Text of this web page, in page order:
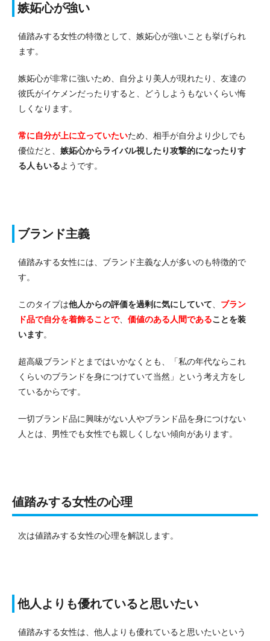
嫉妬心が強い
値踏みする女性の特徴として、嫉妬心が強いことも挙げられ
ます。
嫉妬心が非常に強いため、自分より美人が現れたり、友達の
彼氏がイケメンだったりすると、どうしようもないくらい悔
しくなります。
常に自分が上に立っていたいため、相手が自分より少しでも
優位だと、 嫉妬心からライバル視したり攻撃的になったりす
る人もいるようです。
ブランド主義
値踏みする女性には、ブランド主義な人が多いのも特徴的で
す。
このタイプは他人からの評価を過剰に気にしていて
ブラン
ド品で自分を着飾ることで、 価値のある人間であることを装
います。
超高級ブランドとまではいかなくとも、「私の年代ならこれ
くらいのブランドを身につけていて当然」という考え方をし
ているからです。
一切ブランド品に興味がない人やブランド品を身につけない
人とは、男性でも女性でも親しくしない傾向があります。
値踏みする女性の心理
次は値踏みする女性の心理を解説します。
他人よりも優れていると思いたい
値踏みする女性は、他人よりも優れていると思いたいという